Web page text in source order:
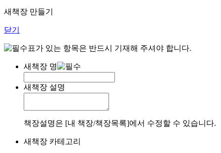
새책장 만들기
닫기
표가 있는 항목은 반드시 기재해 주셔야 합니다.
새책장 명
새책장 설명
책장설명은 [내 책장/책장목록]에서 수정할 수 있습니다.
새책장 카테고리